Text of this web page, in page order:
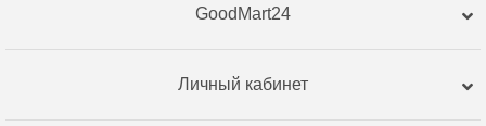
GoodMart24
Личный кабинет